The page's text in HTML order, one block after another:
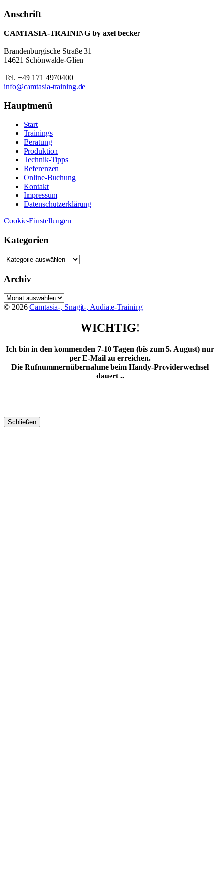
Anschrift
CAMTASIA-TRAINING by axel becker
Brandenburgische Straße 31
14621 Schönwalde-Glien
Tel. +49 171 4970400
info@camtasia-training.de
Hauptmenü
Start
Trainings
Beratung
Produktion
Technik-Tipps
Referenzen
Online-Buchung
Kontakt
Impressum
Datenschutzerklärung
Cookie-Einstellungen
Kategorien
Kategorien
Archiv
Archiv
© 2026 Camtasia-, Snagit-, Audiate-Training
WICHTIG!
Ich bin in den kommenden 7-10 Tagen (bis zum 5. August) nur
per E-Mail zu erreichen.
Die Rufnummernübernahme beim Handy-Providerwechsel
dauert ..
Schließen